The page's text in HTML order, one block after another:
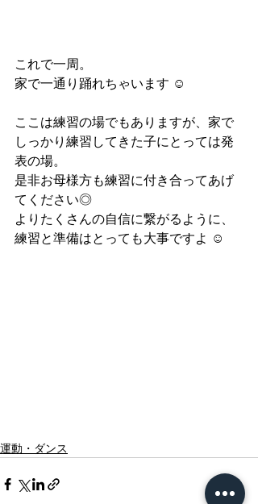
これで一周。
家で一通り踊れちゃいます ☺︎
ここは練習の場でもありますが、家で
しっかり練習してきた子にとっては発
表の場。
是非お母様方も練習に付き合ってあげ
てください◎
よりたくさんの自信に繋がるように、
練習と準備はとっても大事ですよ ☺︎
運動・ダンス